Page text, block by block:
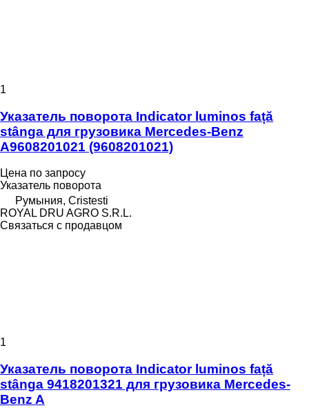
1
Указатель поворота Indicator luminos față
stânga для грузовика Mercedes-Benz
A9608201021 (9608201021)
Цена по запросу
Указатель поворота
Румыния, Cristesti
ROYAL DRU AGRO S.R.L.
Связаться с продавцом
1
Указатель поворота Indicator luminos față
stânga 9418201321 для грузовика Mercedes-
Benz A